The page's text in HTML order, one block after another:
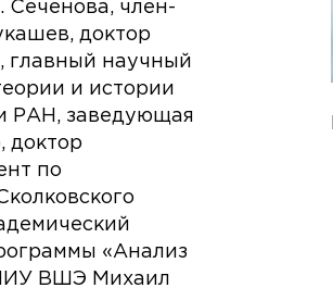
член-
доктор
главный научный
и истории
РАН, заведующая
доктор
по
«Анализ
ВШЭ Михаил